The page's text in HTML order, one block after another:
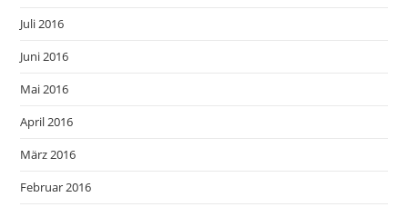
Juli 2016
Juni 2016
Mai 2016
April 2016
März 2016
Februar 2016